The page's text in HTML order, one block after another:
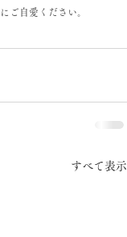
ご自愛ください。
すべて表示